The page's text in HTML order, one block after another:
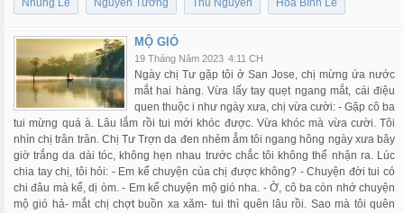
Nhung Lê Nguyễn Tường Thu Nguyễn Hòa Bình Lê
MỘ GIÓ
19 Tháng Năm 2023 4:11 CH
Ngày chị Tư gặp tôi ở San Jose, chị mừng ứa nước
mắt hai hàng. Vừa lấy tay quẹt ngang mắt, cái điệu
quen thuộc i như ngày xưa, chị vừa cười: - Gặp cô ba
tui mừng quá à. Lâu lắm rồi tui mới khóc được. Vừa khóc mà vừa cười. Tôi
nhìn chị trân trân. Chị Tư Trợn da đen nhẻm ẳm tôi ngang hông ngày xưa bây
giờ trắng da dài tóc, không hẹn nhau trước chắc tôi không thể nhận ra. Lúc
chia tay chị, tôi hỏi: - Em kể chuyện của chị được không? - Chuyện đời tui có
chi đâu mà kể, dị òm. - Em kể chuyện mộ gió nha. - Ờ, cô ba còn nhớ chuyện
mộ gió hả- mắt chị chợt buồn xa xăm- tui thì quên lâu rồi. Sao mà tôi quên